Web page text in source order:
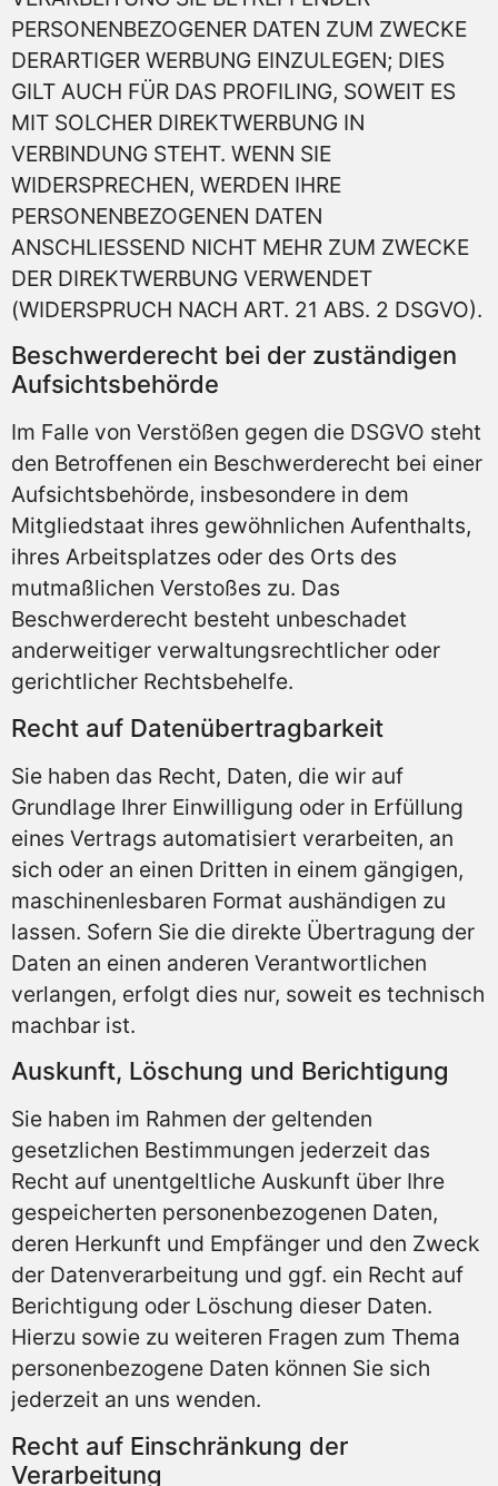
PERSONENBEZOGENER DATEN ZUM ZWECKE
DERARTIGER WERBUNG EINZULEGEN; DIES
GILT AUCH FÜR DAS PROFILING, SOWEIT ES
MIT SOLCHER DIREKTWERBUNG IN
VERBINDUNG STEHT. WENN SIE
WIDERSPRECHEN, WERDEN IHRE
PERSONENBEZOGENEN DATEN
ANSCHLIESSEND NICHT MEHR ZUM ZWECKE
DER DIREKTWERBUNG VERWENDET
(WIDERSPRUCH NACH ART. 21 ABS. 2 DSGVO).
Beschwerde­recht bei der zuständigen
Aufsichts­behörde
Im Falle von Verstößen gegen die DSGVO steht
den Betroffenen ein Beschwerderecht bei einer
Aufsichtsbehörde, insbesondere in dem
Mitgliedstaat ihres gewöhnlichen Aufenthalts,
ihres Arbeitsplatzes oder des Orts des
mutmaßlichen Verstoßes zu. Das
Beschwerderecht besteht unbeschadet
anderweitiger verwaltungsrechtlicher oder
gerichtlicher Rechtsbehelfe.
Recht auf Daten­übertrag­barkeit
Sie haben das Recht, Daten, die wir auf
Grundlage Ihrer Einwilligung oder in Erfüllung
eines Vertrags automatisiert verarbeiten, an
sich oder an einen Dritten in einem gängigen,
maschinenlesbaren Format aushändigen zu
lassen. Sofern Sie die direkte Übertragung der
Daten an einen anderen Verantwortlichen
verlangen, erfolgt dies nur, soweit es technisch
machbar ist.
Auskunft, Löschung und Berichtigung
Sie haben im Rahmen der geltenden
gesetzlichen Bestimmungen jederzeit das
Recht auf unentgeltliche Auskunft über Ihre
gespeicherten personenbezogenen Daten,
deren Herkunft und Empfänger und den Zweck
der Datenverarbeitung und ggf. ein Recht auf
Berichtigung oder Löschung dieser Daten.
Hierzu sowie zu weiteren Fragen zum Thema
personenbezogene Daten können Sie sich
jederzeit an uns wenden.
Recht auf Einschränkung der
Verarbeitung